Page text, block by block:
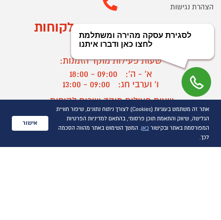
הצהרת נגישות
מוקד הזמנות ושירות לקוחות
03-9545370
שעות פעילות מוקד הזמנות:
א' - ה':
09:00 - 18:00
ו' וערבי חג:
09:00 - 13:00
שעות פעילות מוקד שירות לקוחות:
א' - ד':
09:00 - 16:30
ה :
09:00 - 16:00
חול המועד
?
אתר זה משתמש בעוגיות (Cookies) לצורך ניתוח נתונים, שיפור חוויית
הגלישה, שיווק והתאמת תוכן פרסומי, בהתאם למדיניות הפרטיות
המפורסמת באתר ובקישור כאן. המשך השימוש באתר מהווה הסכמה
לכך.
אישור